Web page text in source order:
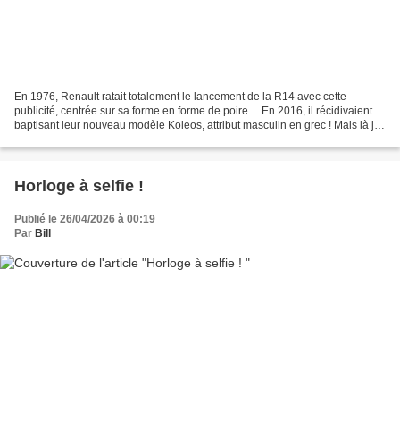
En 1976, Renault ratait totalement le lancement de la R14 avec cette
publicité, centrée sur sa forme en forme de poire ... En 2016, il récidivaient
baptisant leur nouveau modèle Koleos, attribut masculin en grec ! Mais là je
Horloge à selfie !
Publié le 26/04/2026 à 00:19
Par Bill